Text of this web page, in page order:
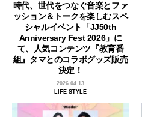
時代、世代をつなぐ音楽とファ
ッション＆トークを楽しむスペ
シャルイベント「JJ50th
Anniversary Fest 2026」に
て、人気コンテンツ『教育番
組』タマとのコラボグッズ販売
決定！
2026.04.13
LIFE STYLE